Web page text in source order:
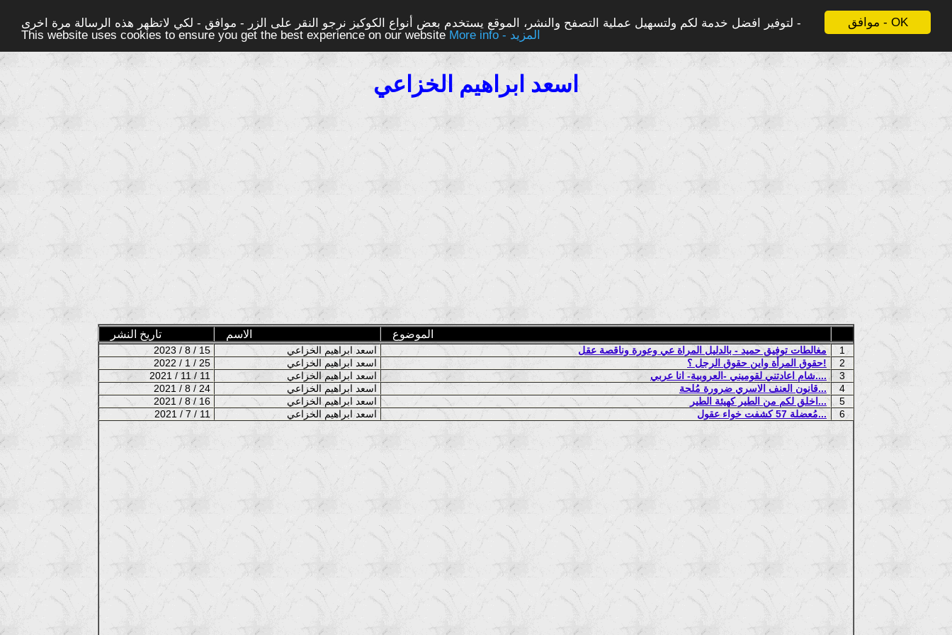
موافق - OK
لتوفير افضل خدمة لكم ولتسهيل عملية التصفح والنشر، الموقع يستخدم بعض أنواع الكوكيز نرجو النقر على الزر - موافق - لكي لاتظهر هذه الرسالة مرة اخرى -
This website uses cookies to ensure you get the best experience on our website
More info - المزيد
اسعد ابراهيم الخزاعي
تاريخ النشر الاسم الموضوع
2023 / 8 / 15 مغالطات توفيق حميد - بالدليل المراة عي وعورة وناقصة عقل
1
2022 / 1 / 25
حقوق المرأة واين حقوق الرجل ؟!
2
2021 / 11 / 11
شام اعادتني لقوميني -العروبية- انا عربي....
3
2021 / 8 / 24
قانون العنف الاسري ضرورة مُلحة...
4
2021 / 8 / 16
اسعد ابراهيم الخزاعي اخلق لكم من الطير كهيئة الطير...
5
2021 / 7 / 11
مُعضلة 57 كشفت خواء عقول... 6